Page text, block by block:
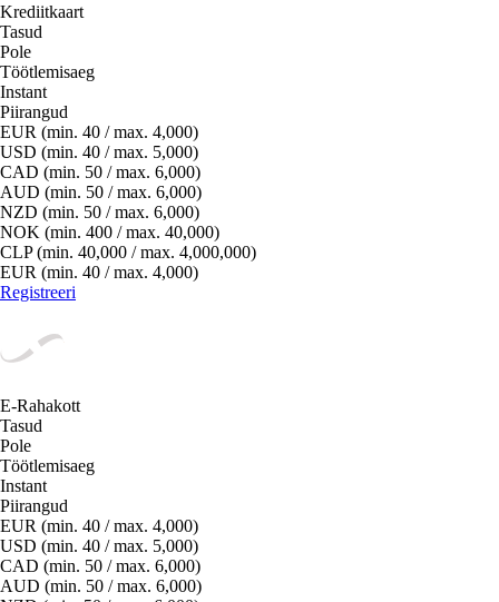
Krediitkaart
Tasud
Pole
Töötlemisaeg
Instant
Piirangud
EUR (min. 40 / max. 4,000)
USD (min. 40 / max. 5,000)
CAD (min. 50 / max. 6,000)
AUD (min. 50 / max. 6,000)
NZD (min. 50 / max. 6,000)
NOK (min. 400 / max. 40,000)
CLP (min. 40,000 / max. 4,000,000)
EUR (min. 40 / max. 4,000)
Registreeri
E-Rahakott
Tasud
Pole
Töötlemisaeg
Instant
Piirangud
EUR (min. 40 / max. 4,000)
USD (min. 40 / max. 5,000)
CAD (min. 50 / max. 6,000)
AUD (min. 50 / max. 6,000)